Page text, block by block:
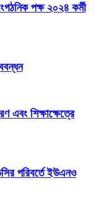
পক্ষ ২০২৪ কর্মী
এবং শিক্ষাক্ষেত্রে
পরিবর্তে ইউএনও